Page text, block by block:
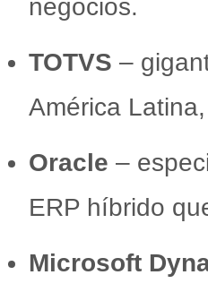
negócios.
TOTVS –
América
Oracle –
ERP híbrido
Microsoft